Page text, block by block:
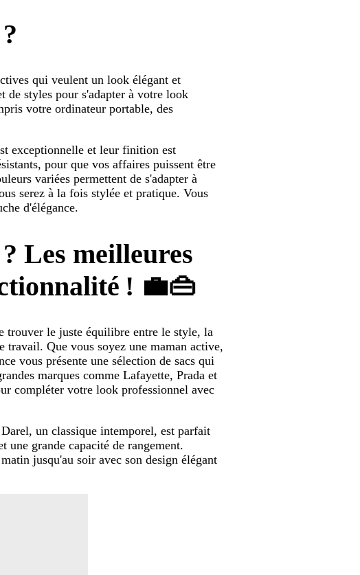
qui veulent un look élégant et
de styles pour s'adapter à votre look
votre ordinateur portable, des
exceptionnelle et leur finition est
pour que vos affaires puissent être
variées permettent de s'adapter à
serez à la fois stylée et pratique. Vous
d'élégance.
Les meilleures
! 💼👜
trouver le juste équilibre entre le style, la
travail. Que vous soyez une maman active,
vous présente une sélection de sacs qui
marques comme Lafayette, Prada et
compléter votre look professionnel avec
un classique intemporel, est parfait
une grande capacité de rangement.
jusqu'au soir avec son design élégant